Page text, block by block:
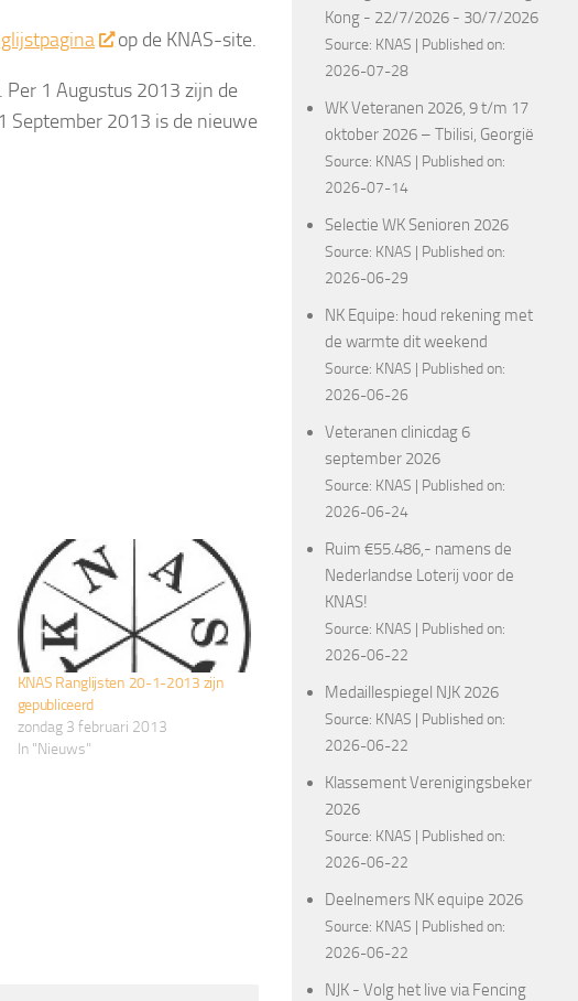
op de KNAS-site.
1 Augustus 2013 zijn de
September 2013 is de nieuwe
KNAS Ranglijsten 20-1-2013 zijn
gepubliceerd
zondag 3 februari 2013
In "Nieuws"
Kong - 22/7/2026 - 30/7/2026
Source: KNAS
Published on:
2026-07-28
WK Veteranen 2026, 9 t/m 17
oktober 2026 – Tbilisi, Georgië
Source: KNAS
Published on:
2026-07-14
Selectie WK Senioren 2026
Source: KNAS
Published on:
2026-06-29
NK Equipe: houd rekening met
de warmte dit weekend
Source: KNAS
Published on:
2026-06-26
Veteranen clinicdag 6
september 2026
Source: KNAS
Published on:
2026-06-24
Ruim €55.486,- namens de
Nederlandse Loterij voor de
KNAS!
Source: KNAS
Published on:
2026-06-22
Medaillespiegel NJK 2026
Source: KNAS
Published on:
2026-06-22
Klassement Verenigingsbeker
2026
Source: KNAS
Published on:
2026-06-22
Deelnemers NK equipe 2026
Source: KNAS
Published on:
2026-06-22
NJK - Volg het live via Fencing